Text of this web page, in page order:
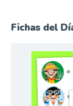
Fichas del